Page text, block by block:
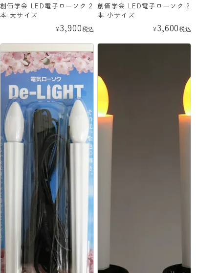
創価学会 LED電子ローソク 2
本 大サイズ
¥3,900税込
創価学会 LED電子ローソク 2
本 小サイズ
¥3,600税込